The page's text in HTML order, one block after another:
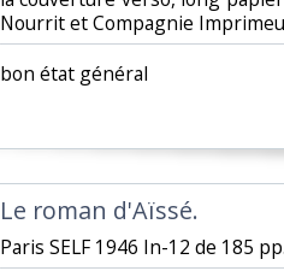
Nourrit et Compagnie
‎bon état général ‎
‎Le roman d'Aïssé.‎
‎Paris SELF 1946 In-12 de 185